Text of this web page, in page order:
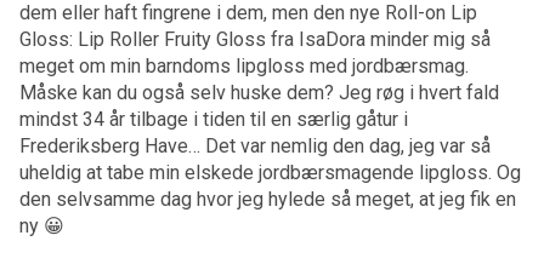
dem eller haft fingrene i dem, men den nye Roll-on Lip
Gloss: Lip Roller Fruity Gloss fra IsaDora minder mig så
meget om min barndoms lipgloss med jordbærsmag.
Måske kan du også selv huske dem? Jeg røg i hvert fald
mindst 34 år tilbage i tiden til en særlig gåtur i
Frederiksberg Have… Det var nemlig den dag, jeg var så
uheldig at tabe min elskede jordbærsmagende lipgloss. Og
den selvsamme dag hvor jeg hylede så meget, at jeg fik en
ny 😀